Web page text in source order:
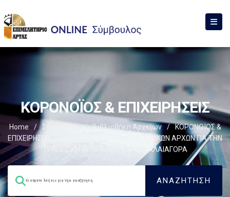
ΚΟΡΟΝΟΪΟΣ & ΕΠΙΧΕΙΡΗΣΕΙΣ
Home / Σύμβουλος / Βιβλιοθήκη Αρχείων /
ΚΟΡΟΝΟΪΟΣ &
ΕΠΙΧΕΙΡΗΣΕΙΣ
ΔΙΕΥΚΡΙΝΙΣΕΙΣ ΤΩΝ ΕΥΡΩΠΑΪΚΩΝ ΑΡΧΩΝ ΓΙΑ ΤΗΝ
ΤΡΑΠΕΖΙΚΗ ΑΓΟΡΑ ΚΑΙ ΤΗΝ ΚΕΦΑΛΑΙΑΓΟΡΑ